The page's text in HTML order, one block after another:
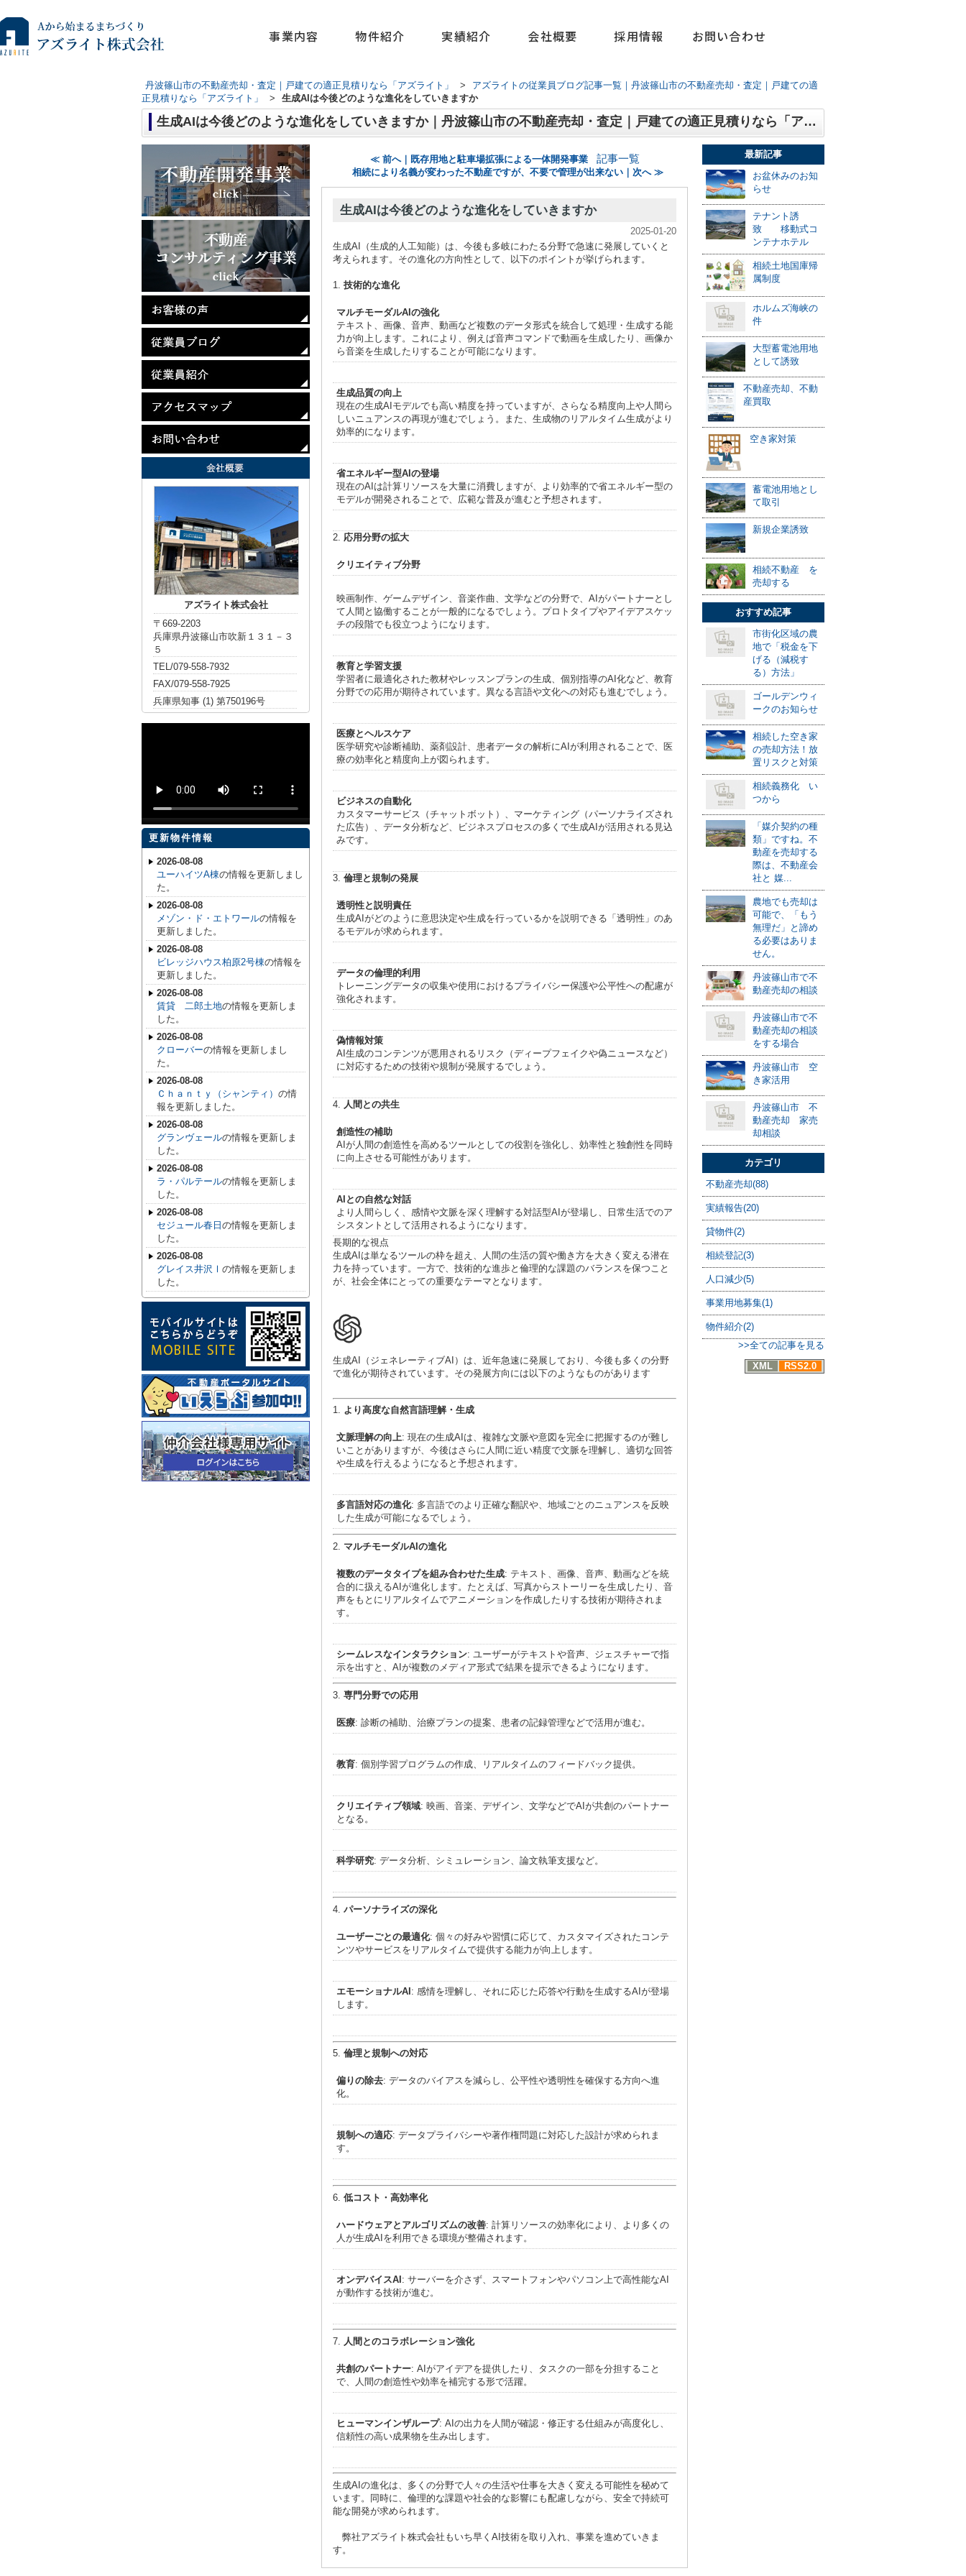
事業内容 物件紹介 実績紹介 会社概要 採用情報 お問い合わせ
丹波篠山市の不動産売却・査定｜戸建ての適正見積りなら「アズライト」 >
アズライトの従業員ブログ記事一覧｜丹波篠山市の不動産売却・査定｜戸建ての適
正見積りなら「アズライト」
> 生成AIは今後どのような進化をしていきますか
生成AIは今後どのような進化をしていきますか｜丹波篠山市の不動産売却・査定｜戸建ての適正見積りなら「アズライト」
≪ 前へ｜既存用地と駐車場拡張による一体開発事業 記事一覧
相続により名義が変わった不動産ですが、不要で管理が出来ない｜次へ ≫
生成AIは今後どのような進化をしていきますか
2025-01-20
生成AI（生成的人工知能）は、今後も多岐にわたる分野で急速に発展していくと
考えられます。その進化の方向性として、以下のポイントが挙げられます。
1. 技術的な進化
マルチモーダルAIの強化
テキスト、画像、音声、動画など複数のデータ形式を統合して処理・生成する能
力が向上します。これにより、例えば音声コマンドで動画を生成したり、画像か
ら音楽を生成したりすることが可能になります。
生成品質の向上
現在の生成AIモデルでも高い精度を持っていますが、さらなる精度向上や人間ら
しいニュアンスの再現が進むでしょう。また、生成物のリアルタイム生成がより
効率的になります。
省エネルギー型AIの登場
現在のAIは計算リソースを大量に消費しますが、より効率的で省エネルギー型の
モデルが開発されることで、広範な普及が進むと予想されます。
2. 応用分野の拡大
クリエイティブ分野
映画制作、ゲームデザイン、音楽作曲、文学などの分野で、AIがパートナーとし
て人間と協働することが一般的になるでしょう。プロトタイプやアイデアスケッ
チの段階でも役立つようになります。
教育と学習支援
学習者に最適化された教材やレッスンプランの生成、個別指導のAI化など、教育
分野での応用が期待されています。異なる言語や文化への対応も進むでしょう。
医療とヘルスケア
医学研究や診断補助、薬剤設計、患者データの解析にAIが利用されることで、医
療の効率化と精度向上が図られます。
ビジネスの自動化
カスタマーサービス（チャットボット）、マーケティング（パーソナライズされ
た広告）、データ分析など、ビジネスプロセスの多くで生成AIが活用される見込
みです。
3. 倫理と規制の発展
透明性と説明責任
生成AIがどのように意思決定や生成を行っているかを説明できる「透明性」のあ
るモデルが求められます。
データの倫理的利用
トレーニングデータの収集や使用におけるプライバシー保護や公平性への配慮が
強化されます。
偽情報対策
AI生成のコンテンツが悪用されるリスク（ディープフェイクや偽ニュースなど）
に対応するための技術や規制が発展するでしょう。
4. 人間との共生
創造性の補助
AIが人間の創造性を高めるツールとしての役割を強化し、効率性と独創性を同時
に向上させる可能性があります。
AIとの自然な対話
より人間らしく、感情や文脈を深く理解する対話型AIが登場し、日常生活でのア
シスタントとして活用されるようになります。
長期的な視点
生成AIは単なるツールの枠を超え、人間の生活の質や働き方を大きく変える潜在
力を持っています。一方で、技術的な進歩と倫理的な課題のバランスを保つこと
が、社会全体にとっての重要なテーマとなります。
生成AI（ジェネレーティブAI）は、近年急速に発展しており、今後も多くの分野
で進化が期待されています。その発展方向には以下のようなものがあります
1. より高度な自然言語理解・生成
文脈理解の向上: 現在の生成AIは、複雑な文脈や意図を完全に把握するのが難し
いことがありますが、今後はさらに人間に近い精度で文脈を理解し、適切な回答
や生成を行えるようになると予想されます。
多言語対応の進化: 多言語でのより正確な翻訳や、地域ごとのニュアンスを反映
した生成が可能になるでしょう。
2. マルチモーダルAIの進化
複数のデータタイプを組み合わせた生成: テキスト、画像、音声、動画などを統
合的に扱えるAIが進化します。たとえば、写真からストーリーを生成したり、音
声をもとにリアルタイムでアニメーションを作成したりする技術が期待されま
す。
シームレスなインタラクション: ユーザーがテキストや音声、ジェスチャーで指
示を出すと、AIが複数のメディア形式で結果を提示できるようになります。
3. 専門分野での応用
医療: 診断の補助、治療プランの提案、患者の記録管理などで活用が進む。
教育: 個別学習プログラムの作成、リアルタイムのフィードバック提供。
クリエイティブ領域: 映画、音楽、デザイン、文学などでAIが共創のパートナー
となる。
科学研究: データ分析、シミュレーション、論文執筆支援など。
4. パーソナライズの深化
ユーザーごとの最適化: 個々の好みや習慣に応じて、カスタマイズされたコンテ
ンツやサービスをリアルタイムで提供する能力が向上します。
エモーショナルAI : 感情を理解し、それに応じた応答や行動を生成するAIが登場
します。
5. 倫理と規制への対応
偏りの除去: データのバイアスを減らし、公平性や透明性を確保する方向へ進
化。
規制への適応: データプライバシーや著作権問題に対応した設計が求められま
す。
6. 低コスト・高効率化
ハードウェアとアルゴリズムの改善: 計算リソースの効率化により、より多くの
人が生成AIを利用できる環境が整備されます。
オンデバイスAI: サーバーを介さず、スマートフォンやパソコン上で高性能なAI
が動作する技術が進む。
7. 人間とのコラボレーション強化
共創のパートナー: AIがアイデアを提供したり、タスクの一部を分担すること
で、人間の創造性や効率を補完する形で活躍。
ヒューマンインザループ: AIの出力を人間が確認・修正する仕組みが高度化し、
信頼性の高い成果物を生み出します。
生成AIの進化は、多くの分野で人々の生活や仕事を大きく変える可能性を秘めて
います。同時に、倫理的な課題や社会的な影響にも配慮しながら、安全で持続可
能な開発が求められます。
弊社アズライト株式会社もいち早くAI技術を取り入れ、事業を進めていきま
す。
最新記事
お盆休みのお知
らせ
テナント誘
致 移動式コ
ンテナホテル
相続土地国庫帰
属制度
ホルムズ海峡の
件
大型蓄電池用地
として誘致
不動産売却、不動
産買取
空き家対策
蓄電池用地とし
て取引
新規企業誘致
相続不動産 を
売却する
おすすめ記事
市街化区域の農
地で「税金を下
げる（減税す
る）方法」
ゴールデンウィ
ークのお知らせ
相続した空き家
の売却方法！放
置リスクと対策
相続義務化 い
つから
「媒介契約の種
類」ですね。不
動産を売却する
際は、不動産会
社と 媒...
農地でも売却は
可能で、「もう
無理だ」と諦め
る必要はありま
せん。
丹波篠山市で不
動産売却の相談
丹波篠山市で不
動産売却の相談
をする場合
丹波篠山市 空
き家活用
丹波篠山市 不
動産売却 家売
却相談
カテゴリ
不動産売却(88)
実績報告(20)
貸物件(2)
相続登記(3)
人口減少(5)
事業用地募集(1)
物件紹介(2)
>>全ての記事を見る
XML
RSS2.0
アズライト株式会社
〒669-2203
兵庫県丹波篠山市吹新１３１－３
５
TEL/079-558-7932
FAX/079-558-7925
兵庫県知事 (1) 第750196号
更新物件情報
2026-08-08
ユーハイツA棟の情報を更新しまし
た。
2026-08-08
メゾン・ド・エトワールの情報を
更新しました。
2026-08-08
ビレッジハウス柏原2号棟の情報を
更新しました。
2026-08-08
賃貸 二郎土地の情報を更新しま
した。
2026-08-08
クローバーの情報を更新しまし
た。
2026-08-08
Ｃｈａｎｔｙ（シャンティ） の情
報を更新しました。
2026-08-08
グランヴェールの情報を更新しま
した。
2026-08-08
ラ・パルテールの情報を更新しま
した。
2026-08-08
セジュール春日 の情報を更新しま
した。
2026-08-08
グレイス井沢Ⅰ の情報を更新しま
した。